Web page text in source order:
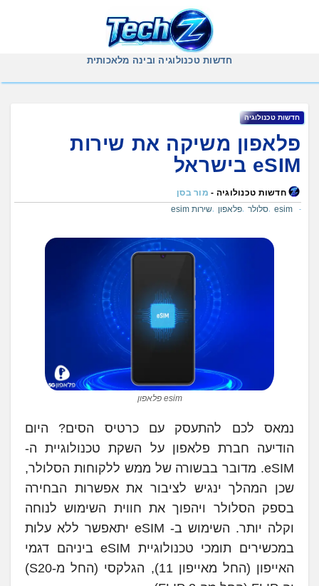
חדשות טכנולוגיה ובינה מלאכותית
חדשות טכנולוגיה
פלאפון משיקה את שירות
eSIM בישראל
חדשות טכנולוגיה - מור בסן
esim סלולר פלאפון שירות esim
esim פלאפון
נמאס לכם להתעסק עם כרטיס הסים? היום
הודיעה חברת פלאפון על השקת טכנולוגיית ה-
eSIM. מדובר בבשורה של ממש ללקוחות הסלולר,
שכן המהלך ינגיש לציבור את אפשרות הבחירה
בספק הסלולר ויהפוך את חווית השימוש לנוחה
וקלה יותר. השימוש ב- eSIM יתאפשר ללא עלות
במכשירים תומכי טכנולוגיית eSIM ביניהם דגמי
האייפון (החל מאייפון 11), הגלקסי (החל מ-S20)